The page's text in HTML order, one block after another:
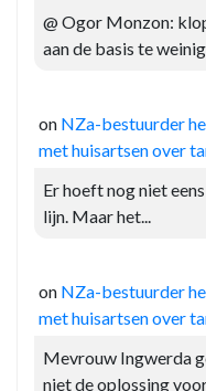
@ Ogor Monzon:
aan de basis te
on NZa-bestuurder
met huisartsen over
Er hoeft nog niet
lijn. Maar het...
on NZa-bestuurder
met huisartsen over
Mevrouw Ingwerda
niet de oplossing